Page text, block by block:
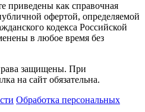
приведены как справочная
офертой, определяемой
кодекса Российской
в любое время без
защищены. При
на сайт обязательна.
Обработка персональных